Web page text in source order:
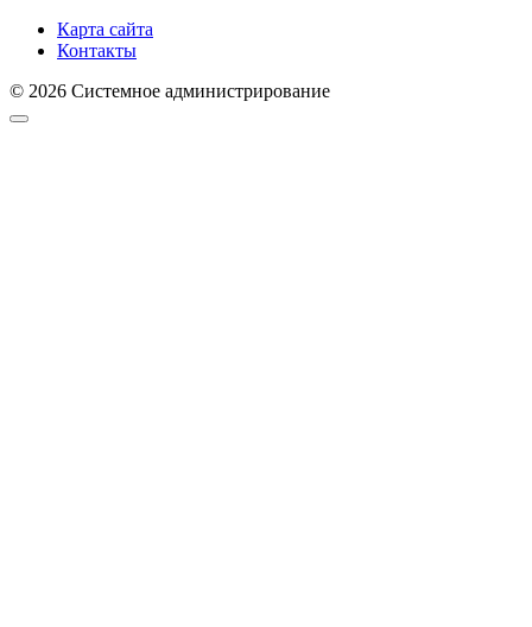
Карта сайта
Контакты
© 2026 Системное администрирование